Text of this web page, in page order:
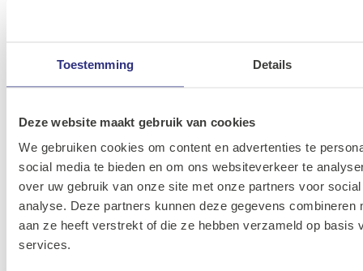
Toestemming Details
Deze website maakt gebruik van cookies
We gebruiken cookies om content en advertenties te
social media te bieden en om ons websiteverkeer te
over uw gebruik van onze site met onze partners voor
analyse. Deze partners kunnen deze gegevens combineren
aan ze heeft verstrekt of die ze hebben verzameld op basis
services.
l22 48vac
3,5va
05M-
0
l22 48vac
0